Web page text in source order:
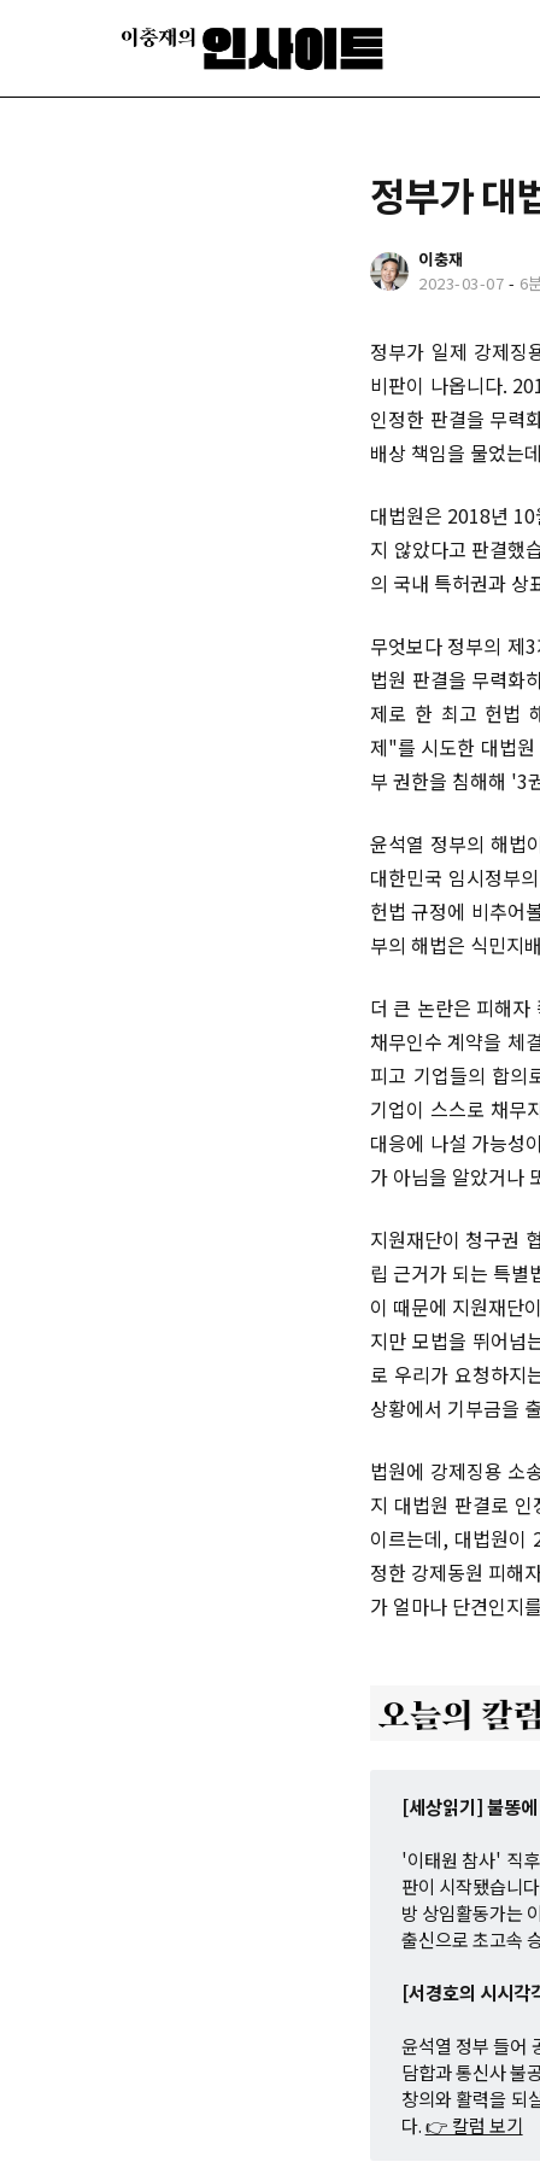
정부가 대
이충재
2023-03-07 - 6
정부가 일제 강제징
비판이 나옵니다.
인정한 판결을 무력
배상 책임을 물었는
대법원은 2018년
지 않았다고 판결했
의 국내 특허권과 상
무엇보다 정부의 제
법원 판결을 무력화
제로 한 최고 헌법
제"를 시도한 대법
부 권한을 침해해 '3
윤석열 정부의 해법
대한민국 임시정부
헌법 규정에 비추어
부의 해법은 식민지
더 큰 논란은 피해
채무인수 계약을 체
피고 기업들의 합의
기업이 스스로 채무
대응에 나설 가능성
가 아님을 알았거나
지원재단이 청구권
립 근거가 되는 특별
이 때문에 지원재단
지만 모법을 뛰어넘
로 우리가 요청하지
상황에서 기부금을
법원에 강제징용 소
지 대법원 판결로
이르는데, 대법원이
정한 강제동원 피해
가 얼마나 단견인지
[세상읽기] 불똥
'이태원 참사' 직
판이 시작됐습니
방 상임활동가는
출신으로 초고속
[서경호의 시시각
윤석열 정부 들어
담합과 통신사 불
창의와 활력을 되
다.👉 칼럼 보기